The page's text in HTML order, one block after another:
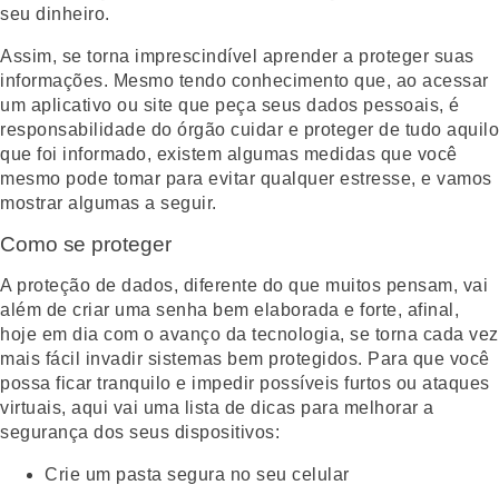
seu dinheiro.
Assim, se torna imprescindível aprender a proteger suas
informações. Mesmo tendo conhecimento que, ao acessar
um aplicativo ou site que peça seus dados pessoais, é
responsabilidade do órgão cuidar e proteger de tudo aquilo
que foi informado, existem algumas medidas que você
mesmo pode tomar para evitar qualquer estresse, e vamos
mostrar algumas a seguir.
Como se proteger
A proteção de dados, diferente do que muitos pensam, vai
além de criar uma senha bem elaborada e forte, afinal,
hoje em dia com o avanço da tecnologia, se torna cada vez
mais fácil invadir sistemas bem protegidos. Para que você
possa ficar tranquilo e impedir possíveis furtos ou ataques
virtuais, aqui vai uma lista de dicas para melhorar a
segurança dos seus dispositivos:
Crie um pasta segura no seu celular